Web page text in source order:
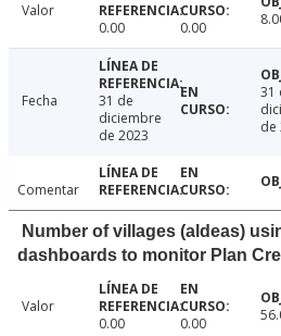
Valor
0.00
0.00
Fecha
31 de
diciembre
de 2023
31
de
Comentar
Number of villages (aldeas)
dashboards to monitor Plan
Valor
0.00
0.00